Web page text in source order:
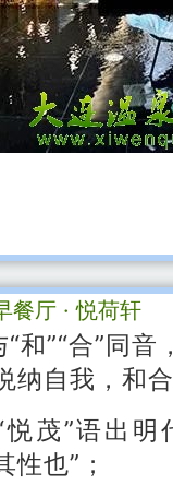
餐厅 · 悦荷轩
和”“合”同音
纳自我，和
悦茂”语出
也”；